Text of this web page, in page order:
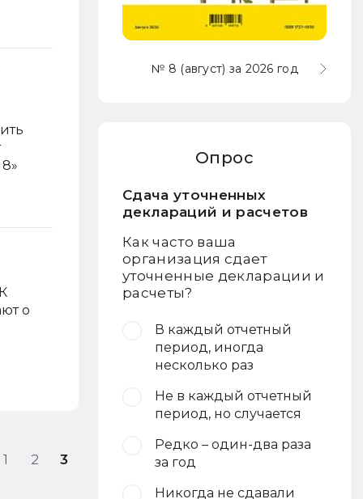
о
1 2 3
№ 8 (август) за 2026 год
Опрос
Сдача уточненных
деклараций и расчетов
Как часто ваша
организация сдает
уточненные декларации и
расчеты?
В каждый отчетный
период, иногда
несколько раз
Не в каждый отчетный
период, но случается
Редко – один-два раза
за год
Никогда не сдавали